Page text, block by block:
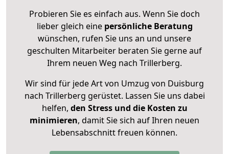
Probieren Sie es einfach aus. Wenn Sie doch
lieber gleich eine persönliche Beratung
wünschen, rufen Sie uns an und unsere
geschulten Mitarbeiter beraten Sie gerne auf
Ihrem neuen Weg nach Trillerberg.
Wir sind für jede Art von Umzug von Duisburg
nach Trillerberg gerüstet. Lassen Sie uns dabei
helfen, den Stress und die Kosten zu
minimieren, damit Sie sich auf Ihren neuen
Lebensabschnitt freuen können.